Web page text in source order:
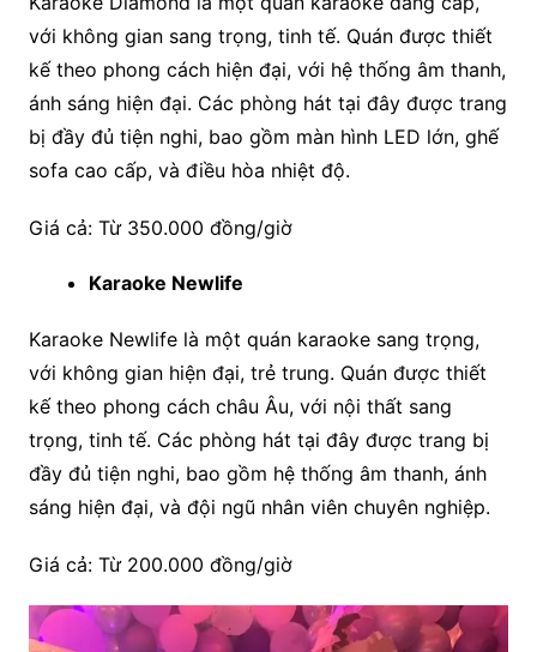
với không gian sang trọng, tinh tế. Quán được thiết
kế theo phong cách hiện đại, với hệ thống âm thanh,
ánh sáng hiện đại. Các phòng hát tại đây được trang
bị đầy đủ tiện nghi, bao gồm màn hình LED lớn, ghế
sofa cao cấp, và điều hòa nhiệt độ.
Giá cả: Từ 350.000 đồng/giờ
Karaoke Newlife
Karaoke Newlife là một quán karaoke sang trọng,
với không gian hiện đại, trẻ trung. Quán được thiết
kế theo phong cách châu Âu, với nội thất sang
trọng, tinh tế. Các phòng hát tại đây được trang bị
đầy đủ tiện nghi, bao gồm hệ thống âm thanh, ánh
sáng hiện đại, và đội ngũ nhân viên chuyên nghiệp.
Giá cả: Từ 200.000 đồng/giờ